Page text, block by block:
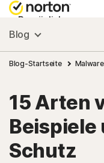
Persönlich
Small Business
Ressourcen
Support
Blog
Blog-Startseite Malware
15 Arten
Beispiele
Schutz